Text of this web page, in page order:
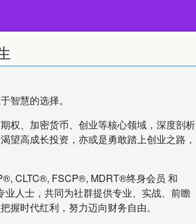
智慧的选择。
权、加密货币、创业等核心领域，深度剖析
望高成长投资，亦或是勇敢踏上创业之路，
CLTC®, FSCP®, MDRT®终身会员 和
人士，共同为社群提供专业、实战、前瞻
握时代红利，努力迈向财务自由。